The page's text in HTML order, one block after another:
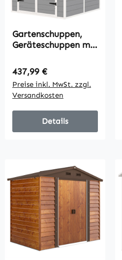
Gartenschuppen,
Geräteschuppen mit
verschließbare
Türen,
Lüftungsöffnungen,
Fenster, Holzoptik,
Kunststoff, Grau
Regulärer Preis:
437,99 €
Preise inkl. MwSt. zzgl.
Versandkosten
Details